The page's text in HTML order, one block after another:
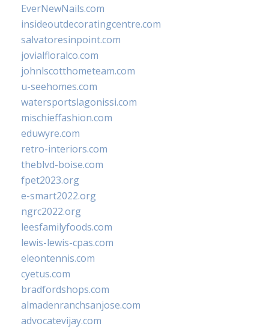
EverNewNails.com
insideoutdecoratingcentre.com
salvatoresinpoint.com
jovialfloralco.com
johnlscotthometeam.com
u-seehomes.com
watersportslagonissi.com
mischieffashion.com
eduwyre.com
retro-interiors.com
theblvd-boise.com
fpet2023.org
e-smart2022.org
ngrc2022.org
leesfamilyfoods.com
lewis-lewis-cpas.com
eleontennis.com
cyetus.com
bradfordshops.com
almadenranchsanjose.com
advocatevijay.com